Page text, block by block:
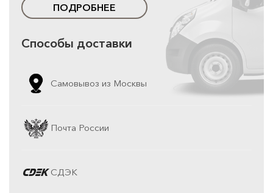
ПОДРОБНЕЕ
Способы доставки
Самовывоз из Москвы
Почта России
СДЭК